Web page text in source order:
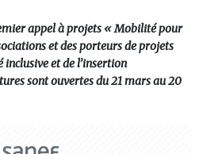
appel à projets « Mobilité pour
et des porteurs de projets
et de l’insertion
sont ouvertes du 21 mars au 20